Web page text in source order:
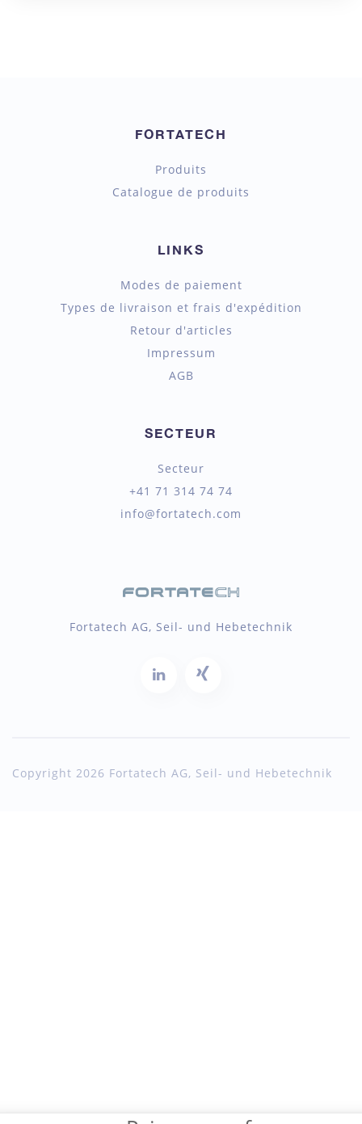
FORTATECH
Produits
Catalogue de produits
LINKS
Modes de paiement
Types de livraison et frais d'expédition
Retour d'articles
Impressum
AGB
SECTEUR
Secteur
+41 71 314 74 74
info@fortatech.com
Fortatech AG, Seil- und Hebetechnik
Copyright 2026 Fortatech AG, Seil- und Hebetechnik